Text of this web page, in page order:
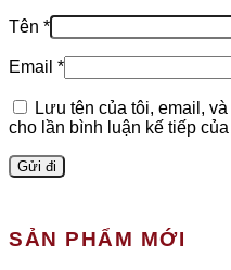
Tên *
Email *
Lưu tên của tôi, email,
cho lần bình luận kế tiếp của
SẢN PHẨM MỚI